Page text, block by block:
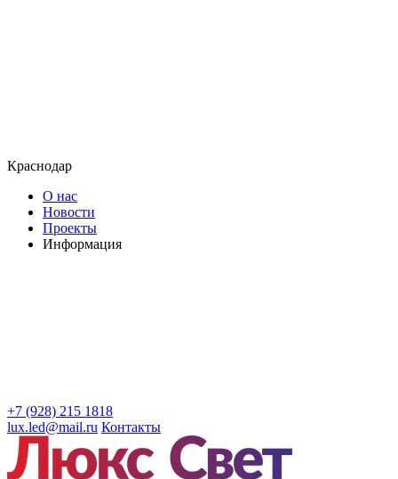
Краснодар
О нас
Новости
Проекты
Информация
+7 (928) 215 1818
lux.led@mail.ru Контакты